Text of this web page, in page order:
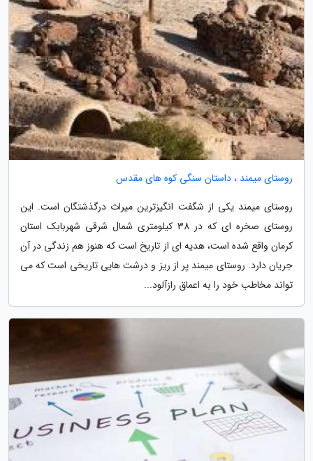
روستای میمند ، داستان سنگی کوه های مقدس
روستای میمند یکی از شگفت انگیزترین میراث درگذشتگان است. این
روستای صخره ای که در 38 کیلومتری شمال شرقی شهربابک استان
کرمان واقع شده است، هدیه ای از تاریخ است که هنوز هم زندگی در آن
جریان دارد. روستای میمند پر از ریز و درشت هایی تاریخی است که می
تواند مخاطب خود را به اعماق رازآلود...